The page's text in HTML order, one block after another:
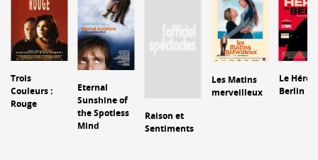
Trois
Couleurs :
Rouge
Eternal
Sunshine of
the Spotless
Mind
Raison et
Sentiments
Les Matins
merveilleux
Le Héros
Berlin